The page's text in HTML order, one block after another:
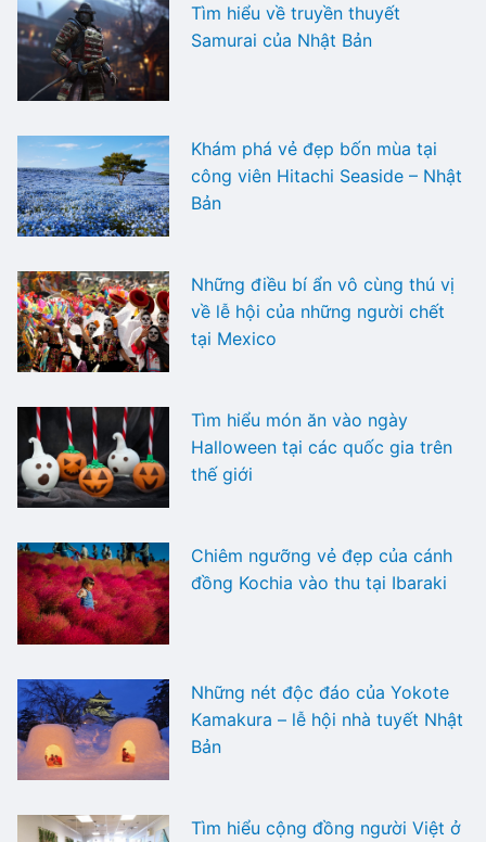
Tìm hiểu về truyền thuyết
Samurai của Nhật Bản
Khám phá vẻ đẹp bốn mùa tại
công viên Hitachi Seaside – Nhật
Bản
Những điều bí ẩn vô cùng thú vị
về lễ hội của những người chết
tại Mexico
Tìm hiểu món ăn vào ngày
Halloween tại các quốc gia trên
thế giới
Chiêm ngưỡng vẻ đẹp của cánh
đồng Kochia vào thu tại Ibaraki
Những nét độc đáo của Yokote
Kamakura – lễ hội nhà tuyết Nhật
Bản
Tìm hiểu cộng đồng người Việt ở